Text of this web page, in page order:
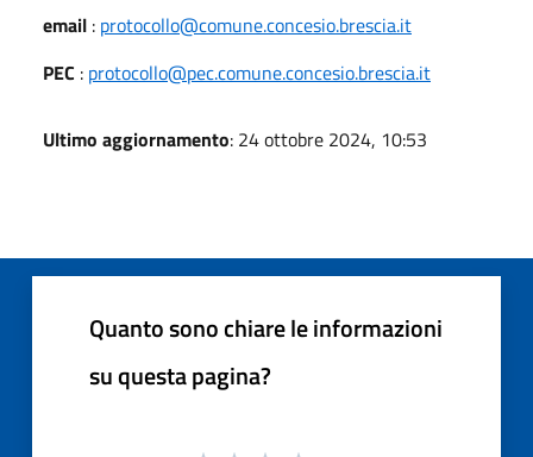
email : protocollo@comune.concesio.brescia.it
PEC : protocollo@pec.comune.concesio.brescia.it
Ultimo aggiornamento: 24 ottobre 2024, 10:53
Quanto sono chiare le informazioni
su questa pagina?